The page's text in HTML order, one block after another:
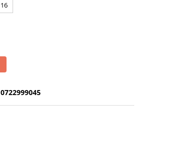
16
0722999045